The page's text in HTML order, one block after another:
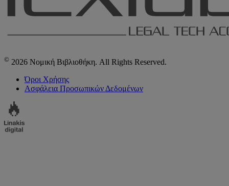
© 2026 Νομική Βιβλιοθήκη. All Rights Reserved.
Όροι Χρήσης
Ασφάλεια Προσωπικών Δεδομένων